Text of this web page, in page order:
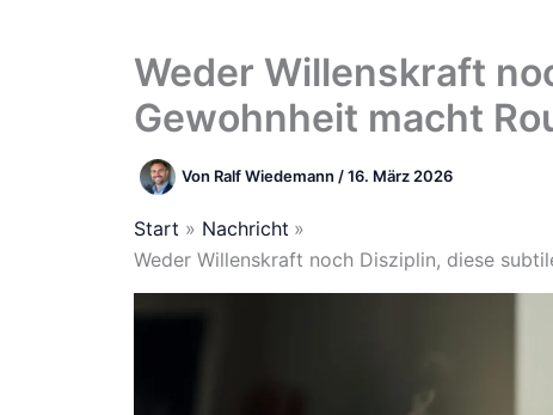
Weder Willenskraft
Gewohnheit macht
Von Ralf Wiedemann /16. März 2026
Start
Nachricht
Weder Willenskraft noch Disziplin, diese